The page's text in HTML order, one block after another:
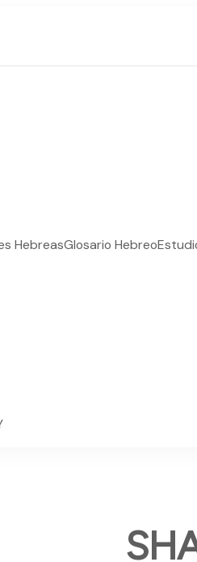
HebreasGlosario Hebreo